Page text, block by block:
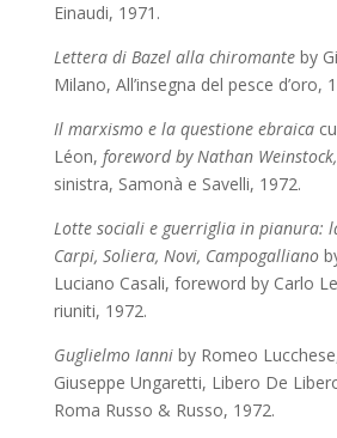
Einaudi, 1971.
Lettera di Bazel alla chiromante by
Milano, All’insegna del pesce d’oro,
Il marxismo e la questione ebraica
Léon, foreword by Nathan Weinstock,
sinistra, Samonà e Savelli, 1972.
Lotte sociali e guerriglia in pianura:
Carpi, Soliera, Novi, Campogalliano
Luciano Casali, foreword by Carlo
riuniti, 1972.
Guglielmo Ianni by Romeo
Giuseppe Ungaretti, Libero De
Roma Russo & Russo, 1972.